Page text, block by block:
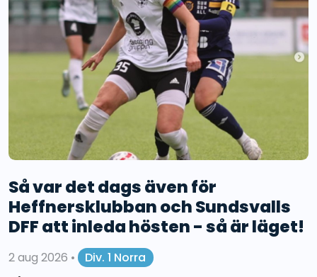
Så var det dags även för
Heffnersklubban och Sundsvalls
DFF att inleda hösten - så är läget!
2 aug 2026 •
Div. 1 Norra